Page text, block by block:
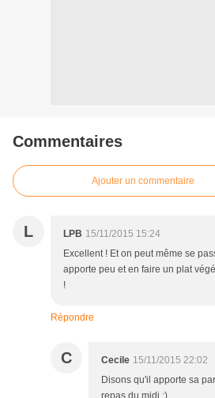
Commentaires
Ajouter un commentaire
L LPB 15/11/2015 15:24
Excellent ! Et on peut même se
apporte peu et en faire un plat
!
Répondre
C Cecile 15/11/2015 22:02
Disons qu'il apporte sa
repas du midi ;)